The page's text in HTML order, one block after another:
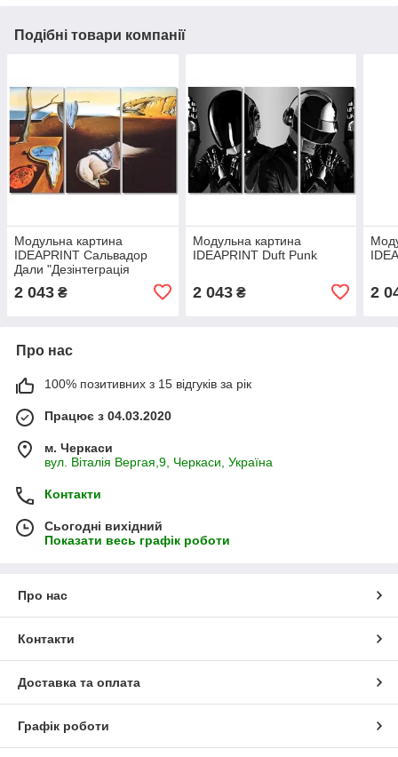
Подібні товари компанії
Модульна картина
IDEAPRINT Сальвадор
Дали "Дезінтеграція
репродукція
2 043 ₴
Модульна картина
IDEAPRINT Duft Punk
2 043₴ 2
Про нас
100% позитивних з 15 відгуків за рік
Працює з 04.03.2020
м. Черкаси
вул. Віталія Вергая,9, Черкаси, Україна
Контакти
Сьогодні вихідний
Показати весь графік роботи
Про нас
Контакти
Доставка та оплата
Графік роботи